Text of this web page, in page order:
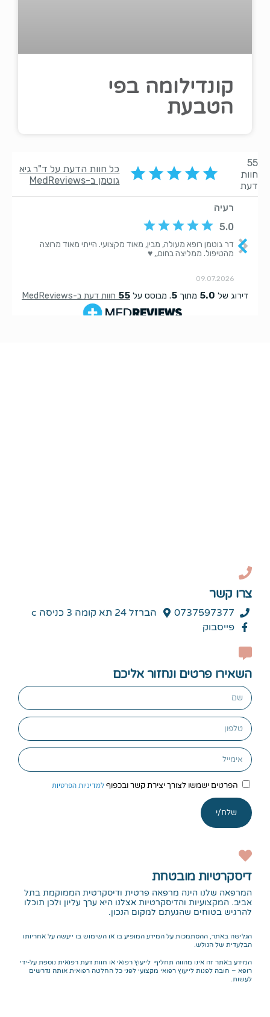
קונדילומה בפי
הטבעת
דיסקרטיות מובטחת
המרפאה שלנו הינה מרפאה פרטית ודיסקרטית הממוקמת בתל
אביב. המקצועיות והדיסקרטיות אצלנו היא ערך עליון ולכן תוכלו
להרגיש בטוחים שהגעתם למקום הנכון.
הגלישה באתר, ההסתמכות על המידע המופיע בו או השימוש בו ייעשה על אחריותו
הבלעדית של הגולש.
המידע באתר זה אינו מהווה תחליף לייעוץ רפואי או חוות דעת רפואית נוספת על-ידי
רופא – חובה לפנות לייעוץ רפואי מקצועי לפני כל החלטה רפואית אותה נדרשים
לעשות.
השאירו פרטים ונחזור אליכם
הפרטים ישמשו לצורך יצירת קשר ובכפוףלמדיניות הפרטיות
שלח/י
צרו קשר
0737597377
הברזל 24 תא קומה 3 כניסה c
פייסבוק